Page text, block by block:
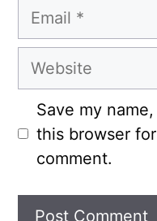
Email
Website
Save my
this browser
comment.